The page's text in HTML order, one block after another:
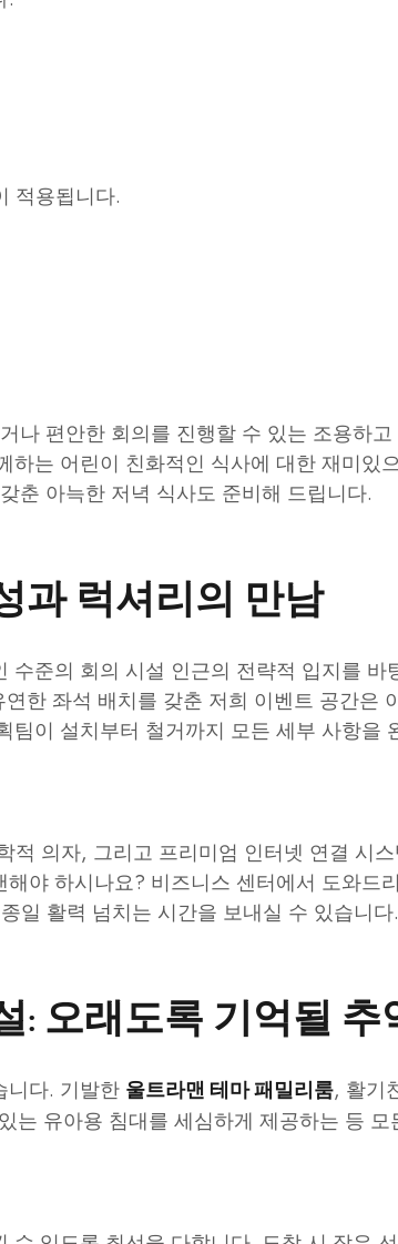
적용됩니다.
나 편안한 회의를 진행할 수 있는 조용하
는 어린이 친화적인 식사에 대한 재미있
춘 아늑한 저녁 식사도 준비해 드립니다.
과 럭셔리의 만남
준의 회의 시설 인근의 전략적 입지를
한 좌석 배치를 갖춘 저희 이벤트 공간은
팀이 설치부터 철거까지 모든 세부 사항
적 의자, 그리고 프리미엄 인터넷 연결 시
야 하시나요? 비즈니스 센터에서 도와드
일 활력 넘치는 시간을 보내실 수 있습니다.
: 오래도록 기억될 추
니다. 기발한 울트라맨 테마 패밀리룸, 활기
는 유아용 침대를 세심하게 제공하는 등